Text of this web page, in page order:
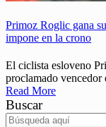
Primoz Roglic gana
impone en la crono
El ciclista esloveno
proclamado vencedor
Read More
Buscar